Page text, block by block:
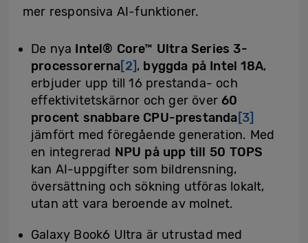
mer responsiva AI-funktioner.
De nya Intel® Core™ Ultra Series 3-
processorerna[2], byggda på Intel 18A,
erbjuder upp till 16 prestanda- och
effektivitetskärnor och ger över60
procent snabbare CPU-prestanda[3]
jämfört med föregående generation. Med
en integrerad NPU på upp till 50 TOPS
kan AI-uppgifter som bildrensning,
översättning och sökning utföras lokalt,
utan att vara beroende av molnet.
Galaxy Book6 Ultra är utrustad med